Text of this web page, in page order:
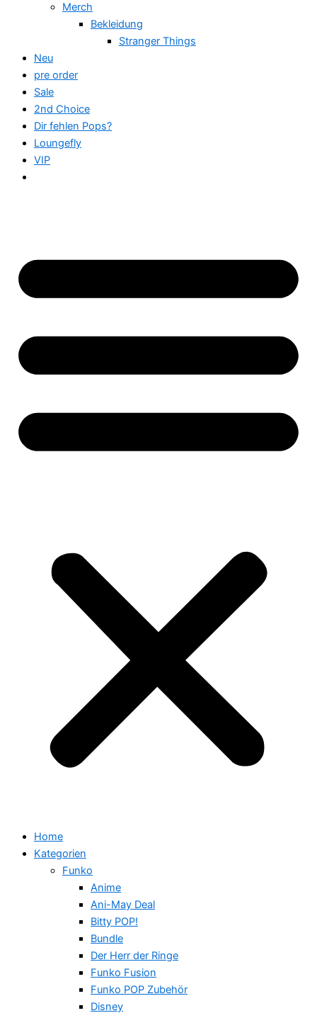
Merch
Bekleidung
Stranger Things
Neu
pre order
Sale
2nd Choice
Dir fehlen Pops?
Loungefly
VIP
Home
Kategorien
Funko
Anime
Ani-May Deal
Bitty POP!
Bundle
Der Herr der Ringe
Funko Fusion
Funko POP Zubehör
Disney